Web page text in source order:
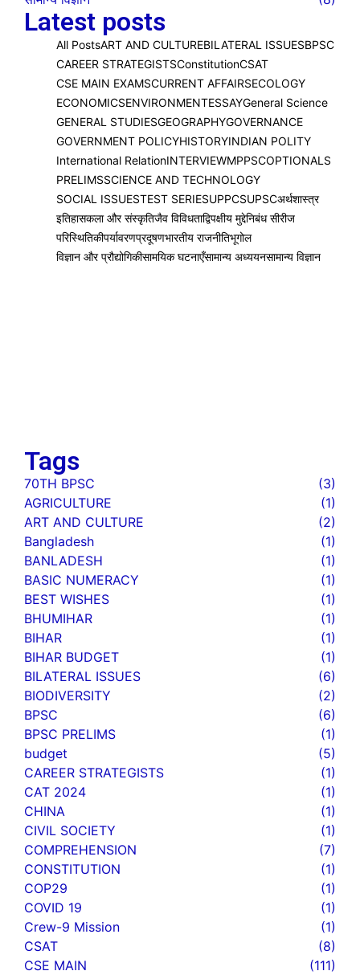
Latest posts
All PostsART AND CULTUREBILATERAL ISSUESBPSC
CAREER STRATEGISTSConstitutionCSAT
CSE MAIN EXAMSCURRENT AFFAIRSECOLOGY
ECONOMICSENVIRONMENTESSAYGeneral Science
GENERAL STUDIESGEOGRAPHYGOVERNANCE
GOVERNMENT POLICYHISTORYINDIAN POLITY
International RelationINTERVIEWMPPSCOPTIONALS
PRELIMSSCIENCE AND TECHNOLOGY
SOCIAL ISSUESTEST SERIESUPPCSUPSCअर्थशास्त्र
इतिहासकला और संस्कृतिजैव विविधताद्विपक्षीय मुद्देनिबंध सीरीज
परिस्थितिकीपर्यावरणप्रदूषणभारतीय राजनीतिभूगोल
विज्ञान और प्रौद्योगिकीसामयिक घटनाएँसामान्य अध्ययनसामान्य विज्ञान
Tags
70TH BPSC
(3)
AGRICULTURE
(1)
ART AND CULTURE
(2)
Bangladesh
(1)
BANLADESH
(1)
BASIC NUMERACY
(1)
BEST WISHES
(1)
BHUMIHAR
(1)
BIHAR
(1)
BIHAR BUDGET
(1)
BILATERAL ISSUES
(6)
BIODIVERSITY
(2)
BPSC
(6)
BPSC PRELIMS
(1)
budget
(5)
CAREER STRATEGISTS
(1)
CAT 2024
(1)
CHINA
(1)
CIVIL SOCIETY
(1)
COMPREHENSION
(7)
CONSTITUTION
(1)
COP29
(1)
COVID 19
(1)
Crew-9 Mission
(1)
CSAT
(8)
CSE MAIN
(111)